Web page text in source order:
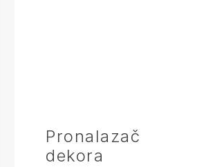
Pronalazač
dekora